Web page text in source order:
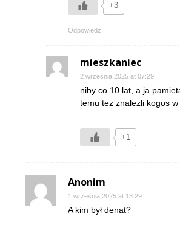
+3
Odpowiedz
mieszkaniec
2 września 2025 at 07:29
niby co 10 lat, a ja
temu tez znalezli kogos w
+1
Anonim
1 września 2025 at 13:29
A kim był denat?